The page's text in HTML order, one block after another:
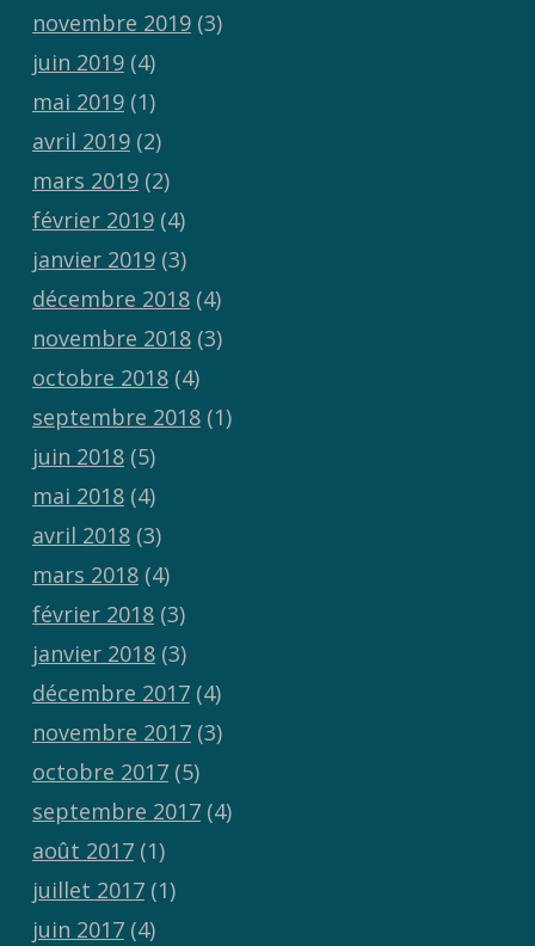
novembre 2019(3)
juin 2019(4)
mai 2019(1)
avril 2019(2)
mars 2019(2)
février 2019(4)
janvier 2019(3)
décembre 2018(4)
novembre 2018(3)
octobre 2018(4)
septembre 2018(1)
juin 2018(5)
mai 2018(4)
avril 2018(3)
mars 2018(4)
février 2018(3)
janvier 2018(3)
décembre 2017(4)
novembre 2017(3)
octobre 2017(5)
septembre 2017(4)
août 2017(1)
juillet 2017(1)
juin 2017(4)